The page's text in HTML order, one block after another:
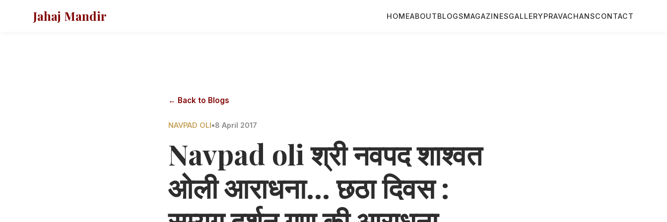
Jahaj Mandir HOMEABOUTBLOGSMAGAZINESGALLERYPRAVACHANSCONTACT
← Back to Blogs
NAVPAD OLI•8 April 2017
Navpad oli श्री नवपद शाश्वत
ओली आराधना... छठा दिवस :